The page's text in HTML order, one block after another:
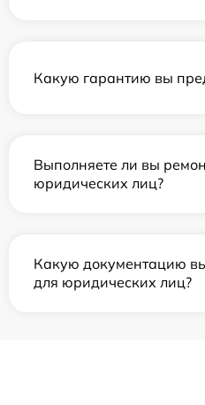
Какую гарантию вы
Выполняете ли вы
юридических лиц?
Какую документацию
для юридических лиц?